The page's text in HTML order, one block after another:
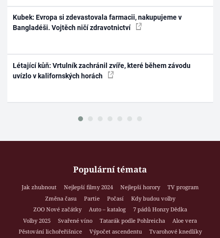
Kubek: Evropa si zdevastovala farmacii, nakupujeme v
Bangladéši. Vojtěch ničí zdravotnictví
Létající kůň: Vrtulník zachránil zvíře, které během závodu
uvízlo v kalifornských horách
Populární témata
Jak zhubnout Nejlepší filmy 2024 Nejlepší horory
TV program
Změna času
Partie Počasí
Kdy budou volby
ZOO Nové začátky
Auto – katalog
7 pádů Honzy Dědka
Volby 2025
Svařené víno Tatarák podle Pohlreicha
Aloe vera
Pěstování lichořeřišnice
Výpočet ascendentu
Tvarohové knedlíky